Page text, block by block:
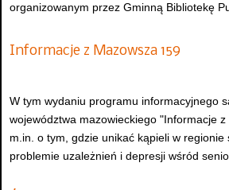
organizowanym przez Gminną Bibliotekę
Informacje z Mazowsza 159
W tym wydaniu programu informacyjnego
województwa mazowieckiego "Informacje
m.in. o tym, gdzie unikać kąpieli w regionie
problemie uzależnień i depresji wśród